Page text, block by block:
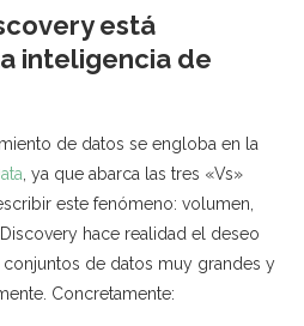
está
inteligencia de
de datos se engloba en la
, ya que abarca las tres «Vs»
este fenómeno: volumen,
hace realidad el deseo
de datos muy grandes y
Concretamente: